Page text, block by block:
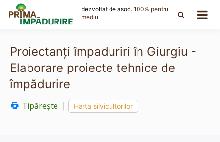
content
dezvoltat de asoc. 100% pentru
mediu
Proiectanți împaduriri în Giurgiu -
Elaborare proiecte tehnice de
împădurire
Tipărește Harta silvicultorilor